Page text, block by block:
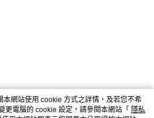
網站使用 cookie 方式之詳情，及若您不希
更電腦的 cookie 設定，請參閱本網站「 隱私